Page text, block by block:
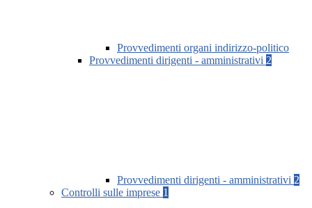
Provvedimenti organi indirizzo-politico
Provvedimenti dirigenti - amministrativi 2
Provvedimenti dirigenti - amministrativi 2
Controlli sulle imprese 1